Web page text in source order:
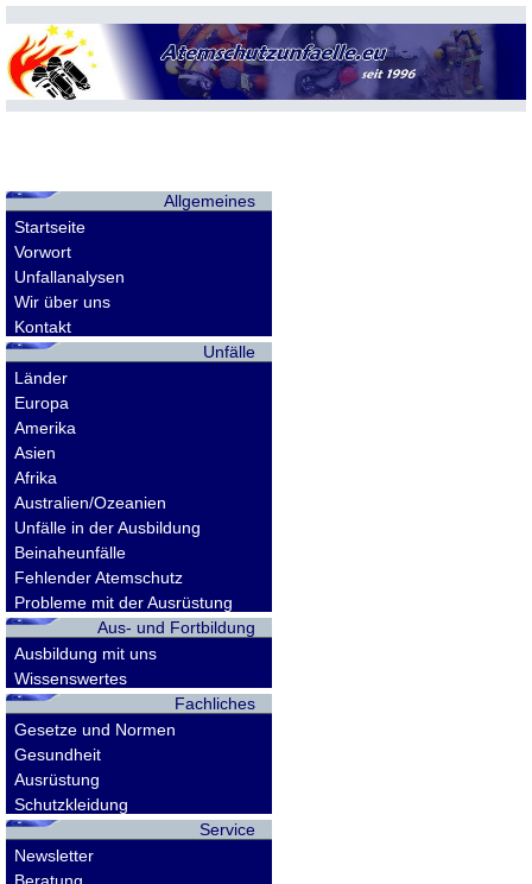
Allgemeines
Startseite
Vorwort
Unfallanalysen
Wir über uns
Kontakt
Unfälle
Länder
Europa
Amerika
Asien
Afrika
Australien/Ozeanien
Unfälle in der Ausbildung
Beinaheunfälle
Fehlender Atemschutz
Probleme mit der Ausrüstung
Aus- und Fortbildung
Ausbildung mit uns
Wissenswertes
Fachliches
Gesetze und Normen
Gesundheit
Ausrüstung
Schutzkleidung
Service
Newsletter